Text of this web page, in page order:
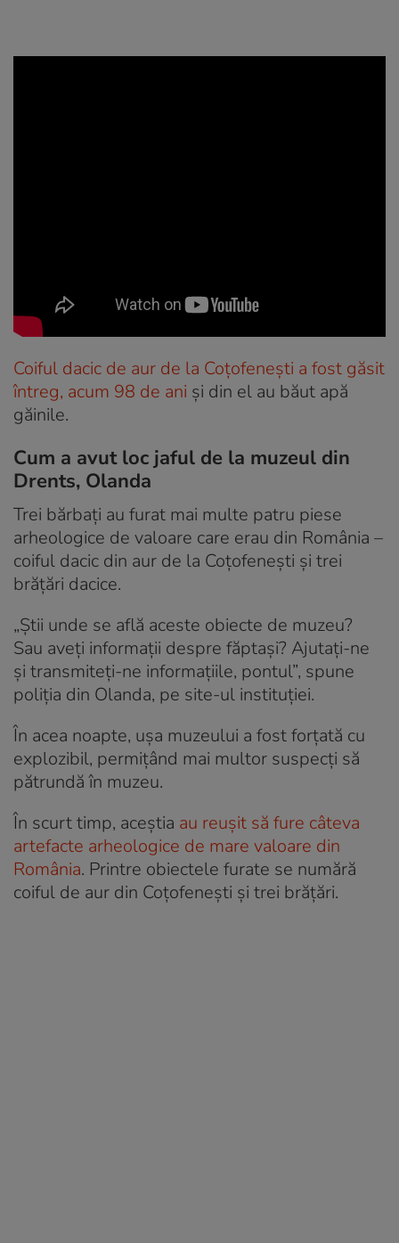
Coiful dacic de aur de la Coțofenești a fost găsit
întreg, acum 98 de ani și din el au băut apă
găinile.
Cum a avut loc jaful de la muzeul din
Drents, Olanda
Trei bărbați au furat mai multe patru piese
arheologice de valoare care erau din România –
coiful dacic din aur de la Coțofenești și trei
brățări dacice.
„Știi unde se află aceste obiecte de muzeu?
Sau aveți informații despre făptași? Ajutați-ne
și transmiteți-ne informațiile, pontul”, spune
poliția din Olanda, pe site-ul instituției.
În acea noapte, ușa muzeului a fost forțată cu
explozibil, permițând mai multor suspecți să
pătrundă în muzeu.
În scurt timp, aceștia au reușit să fure câteva
artefacte arheologice de mare valoare din
România. Printre obiectele furate se numără
coiful de aur din Coțofenești și trei brățări.